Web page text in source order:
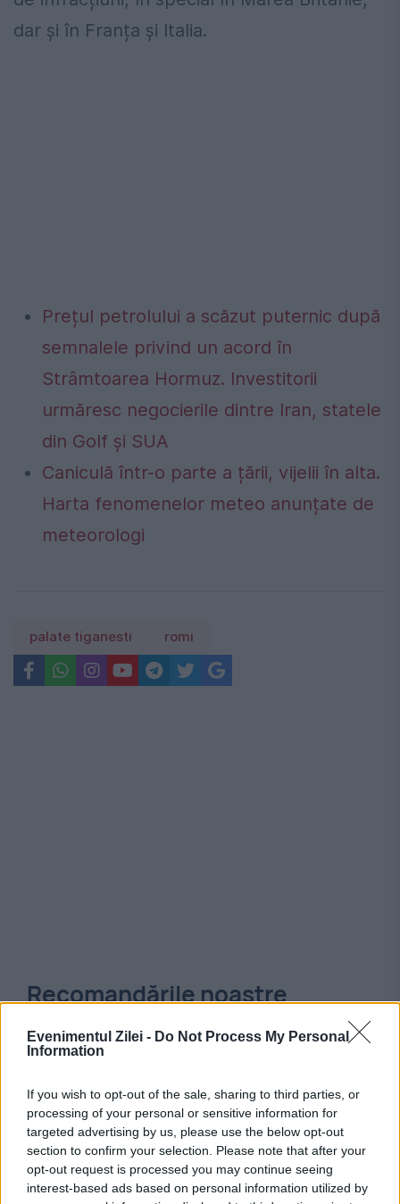
Evenimentul Zilei - Do Not Process My Personal
Information
If you wish to opt-out of the sale, sharing to third parties, or
processing of your personal or sensitive information for
targeted advertising by us, please use the below opt-out
section to confirm your selection. Please note that after your
opt-out request is processed you may continue seeing
interest-based ads based on personal information utilized by
dar și în Franța și Italia.
Prețul petrolului a scăzut puternic după
semnalele privind un acord în
Strâmtoarea Hormuz. Investitorii
urmăresc negocierile dintre Iran, statele
din Golf și SUA
Caniculă într-o parte a țării, vijelii în alta.
Harta fenomenelor meteo anunțate de
meteorologi
palate tiganesti romi
Recomandările noastre